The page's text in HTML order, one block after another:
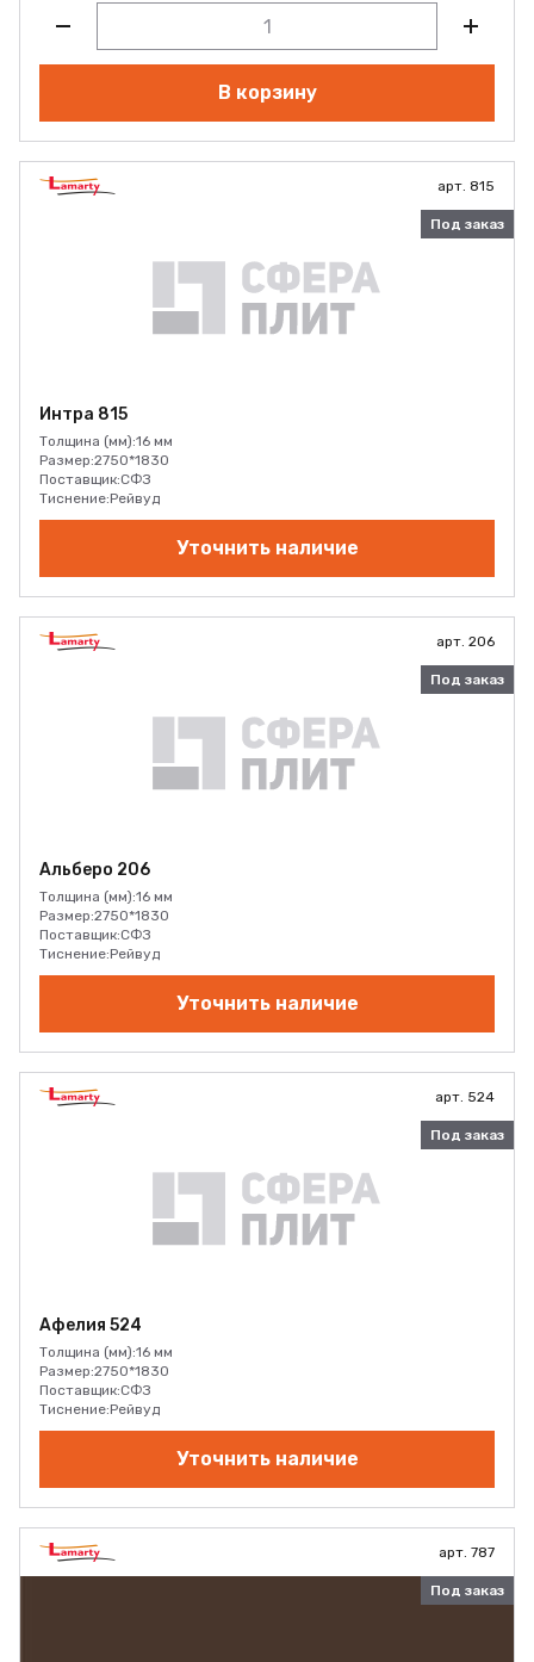
В корзину
арт. 815
Под заказ
Интра 815
Толщина (мм):16 мм
Размер:2750*1830
Поставщик:СФЗ
Тиснение:Рейвуд
Уточнить наличие
арт. 206
Под заказ
Альберо 206
Толщина (мм):16 мм
Размер:2750*1830
Поставщик:СФЗ
Тиснение:Рейвуд
Уточнить наличие
арт. 524
Под заказ
Афелия 524
Толщина (мм):16 мм
Размер:2750*1830
Поставщик:СФЗ
Тиснение:Рейвуд
Уточнить наличие
арт. 787
Под заказ